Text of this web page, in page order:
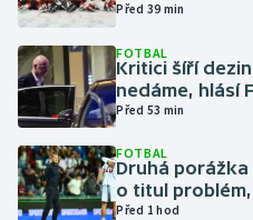
Házená
Jezdectví
Judo
Před 39 min
FOTBAL
Kritici šíří
nedáme, hlásí
Před 53 min
FOTBAL
Druhá
o titul
Před 1 hod